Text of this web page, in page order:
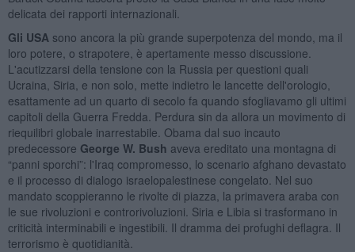
delicata dei rapporti internazionali.
Gli USA sono ancora la più grande superpotenza del mondo, ma il
loro potere, o strapotere, è apertamente messo discussione.
L'acutizzarsi della tensione con la Russia per questioni quali
Ucraina, Siria, e non solo, mette indietro le lancette dell'orologio,
esattamente ad un quarto di secolo fa quando sfogliavamo gli ultimi
capitoli della Guerra Fredda. Perdura sin da allora un movimento di
riequilibri globale inarrestabile. Obama dal suo incauto
predecessore George W. Bush aveva ereditato una montagna di
“panni sporchi”: l'Iraq compromesso, lo scenario afghano devastato
e il processo di dialogo israelopalestinese congelato. Nel suo
mandato scoppieranno le rivolte di piazza, la primavera araba con
le sue rivoluzioni e controrivoluzioni. Siria e Libia si trasformano in
criticità interminabili e ingestibili. Il dramma dei profughi deflagra. Il
terrorismo è quotidianità.